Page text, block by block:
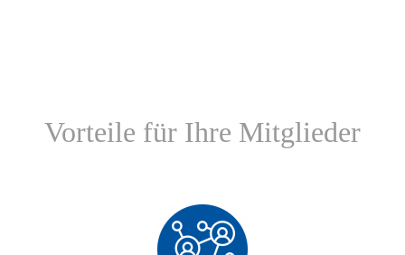
Vorteile für Ihre Mitglieder